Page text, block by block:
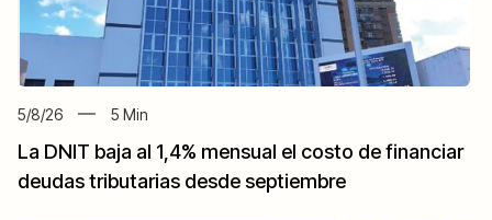
5/8/26 5 Min
La DNIT baja al 1,4% mensual el costo de financiar
deudas tributarias desde septiembre